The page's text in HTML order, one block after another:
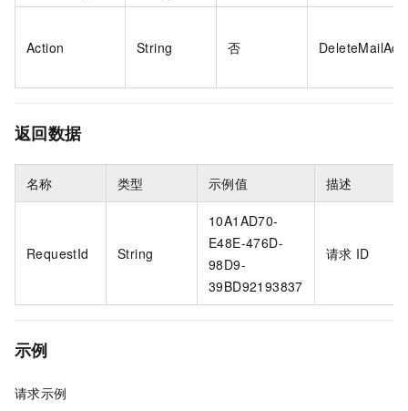
Action String 否
返回数据
名称 类型 示例值 描述
RequestId String
10A1AD70-
E48E-476D-
98D9-
39BD92193837
请求 ID
示例
请求示例